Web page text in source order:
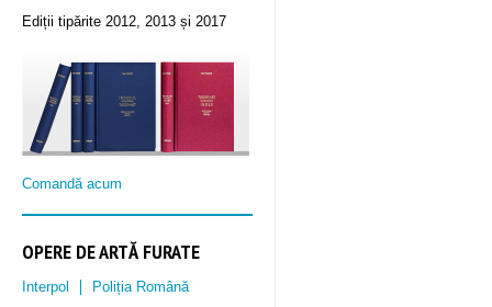
Ediții tipărite 2012, 2013 și 2017
Comandă acum
OPERE DE ARTĂ FURATE
Interpol Poliția Română